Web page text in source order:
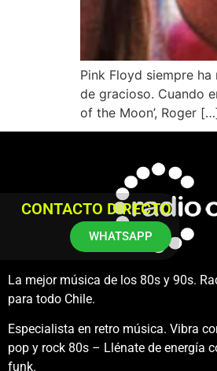
Pink Floyd siempre
de gracioso. Cuando
of the Moon’, Roger
La mejor música de los 80s y 90s.
para todo Chile.
Especialista en retro música. Vibra
pop y rock 80s – Llénate de energía
funk.
CONTACTO DIRECTO
WHATSAPP